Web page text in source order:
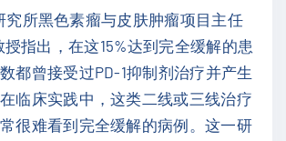
究所黑色素瘤与皮肤肿瘤项目主任
授指出，在这15%达到完全缓解的患
都曾接受过PD-1抑制剂治疗并产生
临床实践中，这类二线或三线治疗
很难看到完全缓解的病例。这一研